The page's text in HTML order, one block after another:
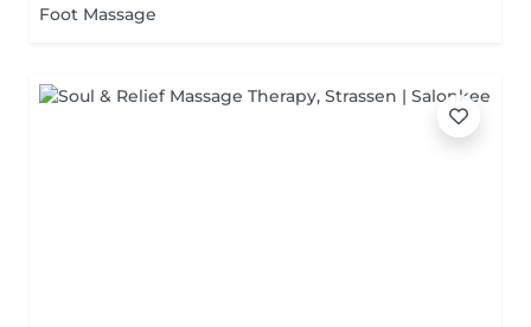
Foot Massage